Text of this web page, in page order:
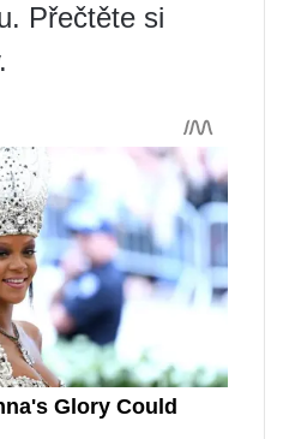
Přečtěte si